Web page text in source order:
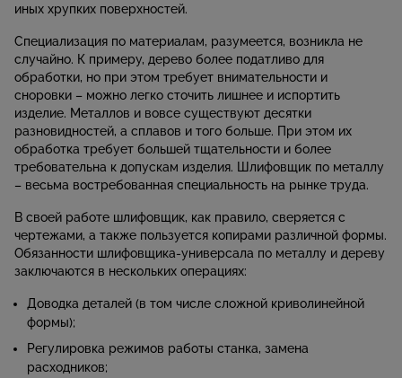
иных хрупких поверхностей.
Специализация по материалам, разумеется, возникла не
случайно. К примеру, дерево более податливо для
обработки, но при этом требует внимательности и
сноровки – можно легко сточить лишнее и испортить
изделие. Металлов и вовсе существуют десятки
разновидностей, а сплавов и того больше. При этом их
обработка требует большей тщательности и более
требовательна к допускам изделия. Шлифовщик по металлу
– весьма востребованная специальность на рынке труда.
В своей работе шлифовщик, как правило, сверяется с
чертежами, а также пользуется копирами различной формы.
Обязанности шлифовщика-универсала по металлу и дереву
заключаются в нескольких операциях:
Доводка деталей (в том числе сложной криволинейной
формы);
Регулировка режимов работы станка, замена
расходников;